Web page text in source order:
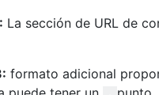
La sección de URL de
formato adicional